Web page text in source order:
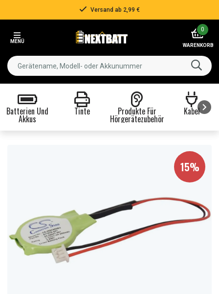
Versand ab 2,99 €
MENÜ
0
WARENKORB
Batterien Und
Akkus
Tinte Produkte Für
Hörgerätezubehör
Kabel
15%